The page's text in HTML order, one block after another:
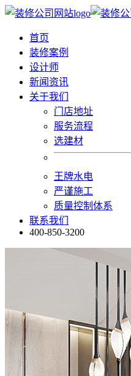
首页
装修案例
设计师
新闻资讯
关于我们
门店地址
服务流程
选建材
王牌水电
严谨施工
质量控制体系
联系我们
400-850-3200